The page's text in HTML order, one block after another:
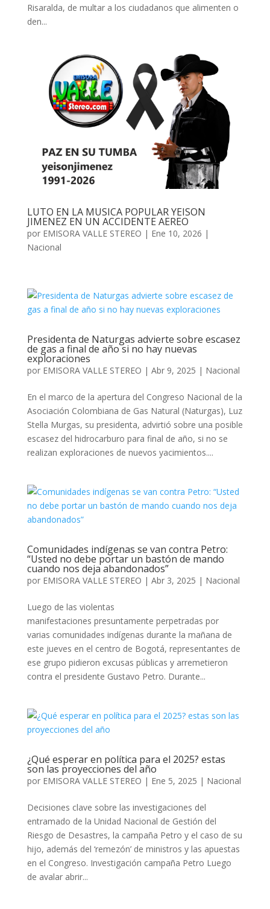
Risaralda, de multar a los ciudadanos que alimenten o
den...
LUTO EN LA MUSICA POPULAR YEISON
JIMENEZ EN UN ACCIDENTE AEREO
por EMISORA VALLE STEREO | Ene 10, 2026 |
Nacional
Presidenta de Naturgas advierte sobre escasez
de gas a final de año si no hay nuevas
exploraciones
por EMISORA VALLE STEREO | Abr 9, 2025 | Nacional
En el marco de la apertura del Congreso Nacional de la
Asociación Colombiana de Gas Natural (Naturgas), Luz
Stella Murgas, su presidenta, advirtió sobre una posible
escasez del hidrocarburo para final de año, si no se
realizan exploraciones de nuevos yacimientos....
Comunidades indígenas se van contra Petro:
“Usted no debe portar un bastón de mando
cuando nos deja abandonados”
por EMISORA VALLE STEREO | Abr 3, 2025 | Nacional
Luego de las violentas
manifestaciones presuntamente perpetradas por
varias comunidades indígenas durante la mañana de
este jueves en el centro de Bogotá, representantes de
ese grupo pidieron excusas públicas y arremetieron
contra el presidente Gustavo Petro. Durante...
¿Qué esperar en política para el 2025? estas
son las proyecciones del año
por EMISORA VALLE STEREO | Ene 5, 2025 | Nacional
Decisiones clave sobre las investigaciones del
entramado de la Unidad Nacional de Gestión del
Riesgo de Desastres, la campaña Petro y el caso de su
hijo, además del ‘remezón’ de ministros y las apuestas
en el Congreso. Investigación campaña Petro Luego
de avalar abrir...